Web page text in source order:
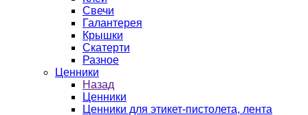
Свечи
Галантерея
Крышки
Скатерти
Разное
Ценники
Назад
Ценники
Ценники для этикет-пистолета, лента